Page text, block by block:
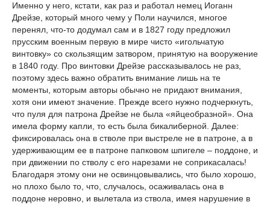
Именно у него, кстати, как раз и работал немец Иоганн
Дрейзе, который много чему у Поли научился, многое
перенял, что-то додумал сам и в 1827 году предложил
прусским военным первую в мире чисто «игольчатую
винтовку» со скользящим затвором, принятую на вооружение
в 1840 году. Про винтовки Дрейзе рассказывалось не раз,
поэтому здесь важно обратить внимание лишь на те
моменты, которым авторы обычно не придают внимания,
хотя они имеют значение. Прежде всего нужно подчеркнуть,
что пуля для патрона Дрейзе не была «яйцеобразной». Она
имела форму капли, то есть была бикалиберной. Далее:
фиксировалась она в стволе при выстреле не в патроне, а в
удерживающим ее в патроне папковом шпигеле – поддоне, и
при движении по стволу с его нарезами не соприкасалась!
Благодаря этому они не освинцовывались, что было хорошо,
но плохо было то, что, случалось, осаживалась она в
поддоне неровно, и вылетала из ствола, имея нарушение в